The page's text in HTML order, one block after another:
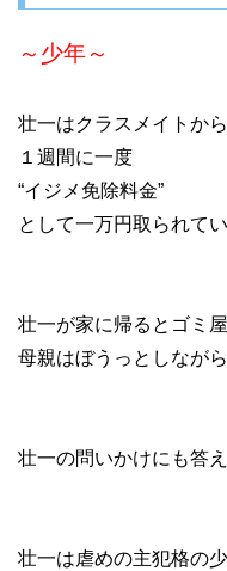
～少年～
壮一はクラスメイトか
１週間に一度
“イジメ免除料金”
として一万円取られてい
壮一が家に帰るとゴミ
母親はぼうっとしなが
壮一の問いかけにも答え
壮一は虐めの主犯格の